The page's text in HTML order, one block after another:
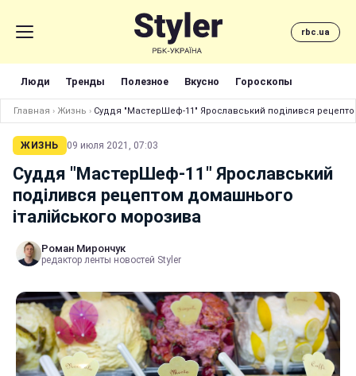
rbc.ua
Люди Тренды Полезное Вкусно Гороскопы
Главная › Жизнь › Суддя "МастерШеф-11" Ярославський поділився
ЖИЗНЬ 09 июля 2021, 07:03
Суддя "МастерШеф-11" Ярославський
поділився рецептом домашнього
італійського морозива
Роман Мирончук
редактор ленты новостей Styler